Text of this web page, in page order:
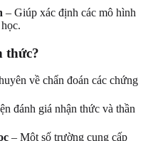
– Giúp xác định các mô hình
thức?
về chẩn đoán các chứng
đánh giá nhận thức và thần
– Một số trường cung cấp